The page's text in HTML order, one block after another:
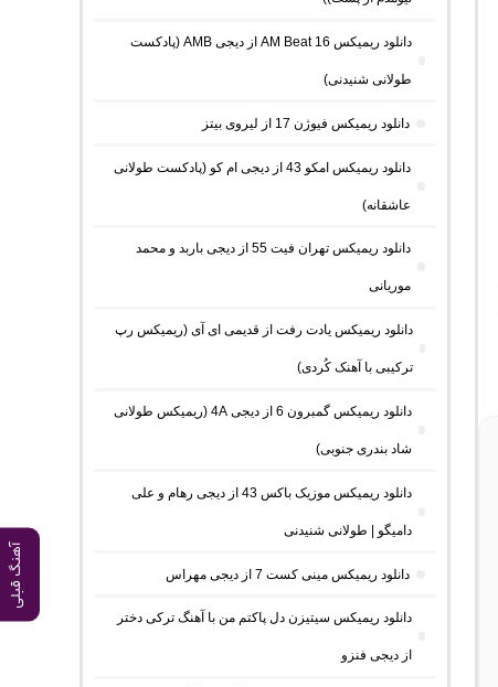
آهنگ قبلی
دانلود ریمیکس AM Beat 16 از دیجی AMB (پادکست
طولانی شنیدنی)
دانلود ریمیکس فیوژن 17 از لیروی بیتز
دانلود ریمیکس امکو 43 از دیجی ام کو (پادکست طولانی
عاشقانه)
دانلود ریمیکس تهران فیت 55 از دیجی باربد و محمد
موریانی
دانلود ریمیکس یادت رفت از قدیمی ای آی (ریمیکس رپ
ترکیبی با آهنک کُردی)
دانلود ریمیکس گمبرون 6 از دیجی 4A (ریمیکس طولانی
شاد بندری جنوبی)
دانلود ریمیکس موزیک باکس 43 از دیجی رهام و علی
دامیگو | طولانی شنیدنی
دانلود ریمیکس مینی کست 7 از دیجی مهراس
دانلود ریمیکس سیتیزن دل پاکتم من با آهنگ ترکی دختر
از دیجی فنزو